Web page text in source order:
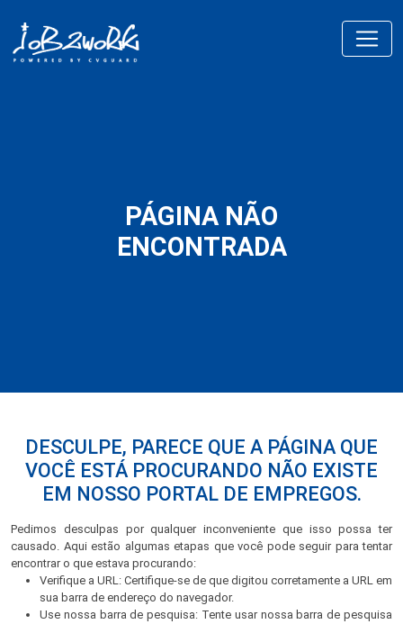
PÁGINA NÃO
ENCONTRADA
DESCULPE, PARECE QUE A PÁGINA QUE
VOCÊ ESTÁ PROCURANDO NÃO EXISTE
EM NOSSO PORTAL DE EMPREGOS.
Pedimos desculpas por qualquer inconveniente que isso possa ter
causado. Aqui estão algumas etapas que você pode seguir para tentar
encontrar o que estava procurando:
Verifique a URL: Certifique-se de que digitou corretamente a URL em
sua barra de endereço do navegador.
Use nossa barra de pesquisa: Tente usar nossa barra de pesquisa